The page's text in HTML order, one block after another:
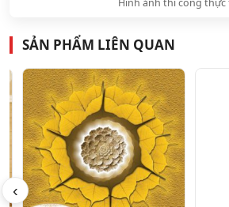
Hình ảnh thi công thực
SẢN PHẨM LIÊN QUAN
‹